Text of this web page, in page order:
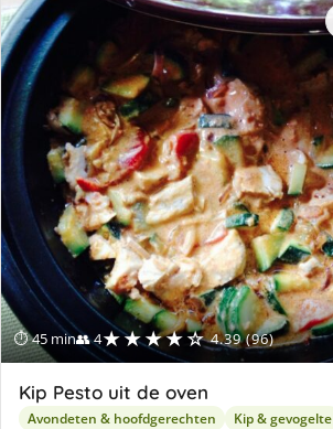
⏱ 45 min👥 4★★★★☆ 4.39 (96)
Kip Pesto uit de oven
Avondeten & hoofdgerechten Kip & gevogelte